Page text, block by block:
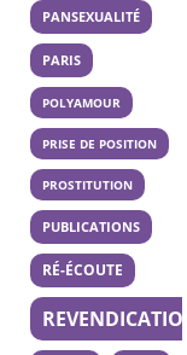
PANSEXUALITÉ
PARIS
POLYAMOUR
PRISE DE POSITION
PROSTITUTION
PUBLICATIONS
RÉ-ÉCOUTE
REVENDICATION